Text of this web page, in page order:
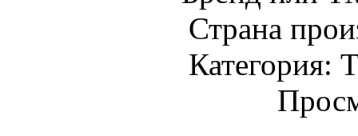
Страна
Категория: